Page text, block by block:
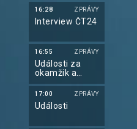
16:28 ZPRÁVY
Interview ČT24
16:55 ZPRÁVY
Události za
okamžik a
počasí
17:00 ZPRÁVY
Události